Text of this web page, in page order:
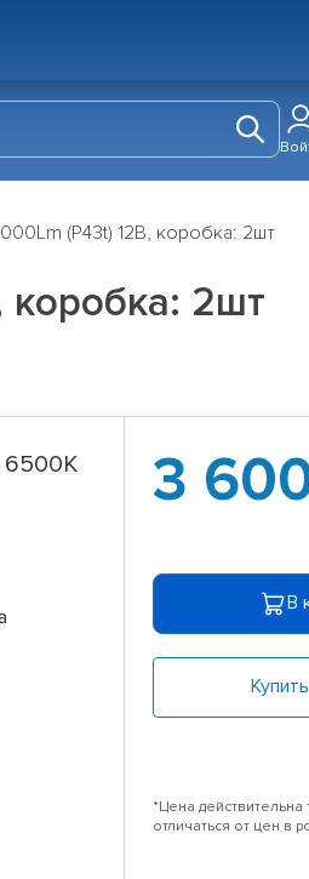
(P43t) 12В, коробка: 2шт
коробка: 2шт
6500K
3
В
*Цена
отличаться от цен в